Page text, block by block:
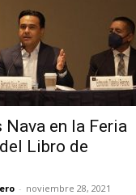
en la Feria
Libro de
- noviembre 28, 2021